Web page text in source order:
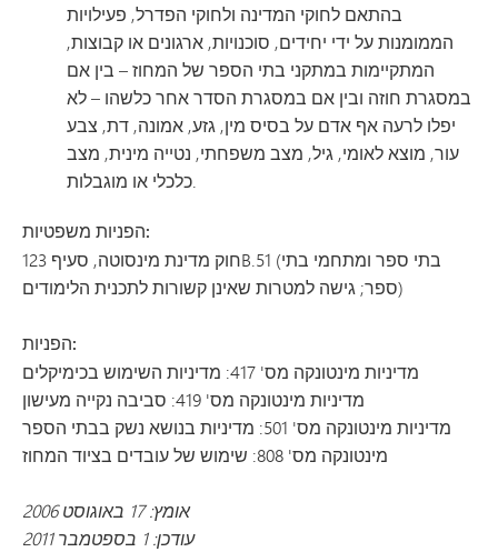
בהתאם לחוקי המדינה ולחוקי הפדרל, פעילויות
הממומנות על ידי יחידים, סוכנויות, ארגונים או קבוצות,
המתקיימות במתקני בתי הספר של המחוז – בין אם
במסגרת חוזה ובין אם במסגרת הסדר אחר כלשהו – לא
יפלו לרעה אף אדם על בסיס מין, גזע, אמונה, דת, צבע
עור, מוצא לאומי, גיל, מצב משפחתי, נטייה מינית, מצב
כלכלי או מוגבלות.
הפניות משפטיות:
חוק מדינת מינסוטה, סעיף 123B.51 (בתי ספר ומתחמי בתי
ספר; גישה למטרות שאינן קשורות לתכנית הלימודים)
הפניות:
מדיניות מינטונקה מס' 417: מדיניות השימוש בכימיקלים
מדיניות מינטונקה מס' 419: סביבה נקייה מעישון
מדיניות מינטונקה מס' 501: מדיניות בנושא נשק בבתי הספר
מינטונקה מס' 808: שימוש של עובדים בציוד המחוז
אומץ: 17 באוגוסט 2006
עודכן: 1 בספטמבר 2011